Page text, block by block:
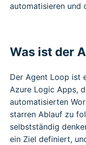
automatisieren und
Was ist der
Der Agent Loop ist
Azure Logic Apps,
automatisierten
starren Ablauf zu
selbstständig
ein Ziel definiert,